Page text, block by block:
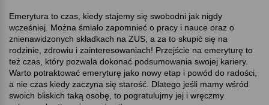
Emerytura to czas, kiedy stajemy się swobodni jak nigdy
wcześniej. Można śmiało zapomnieć o pracy i nauce oraz o
znienawidzonych składkach na ZUS, a za to skupić się na
rodzinie, zdrowiu i zainteresowaniach! Przejście na emeryturę to
też czas, który pozwala dokonać podsumowania swojej kariery.
Warto potraktować emeryturę jako nowy etap i powód do radości,
a nie czas kiedy zaczyna się starość. Dlatego jeśli mamy wśród
swoich bliskich taką osobę, to pogratulujmy jej i wręczmy